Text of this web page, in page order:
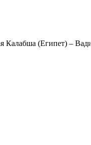
Калабша (Египет) –